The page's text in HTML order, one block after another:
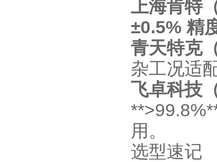
上海肯特
±0.5% 精
青天特克
杂工况适
飞卓科技
用。
选型速记